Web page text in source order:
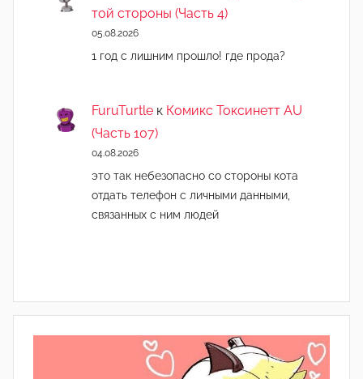
той стороны (Часть 4)
05.08.2026
1 год с лишним прошло! где прода?
FuruTurtle к Комикс Токсинетт AU
(Часть 107)
04.08.2026
это так небезопасно со стороны кота
отдать телефон с личными данными,
связанных с ним людей